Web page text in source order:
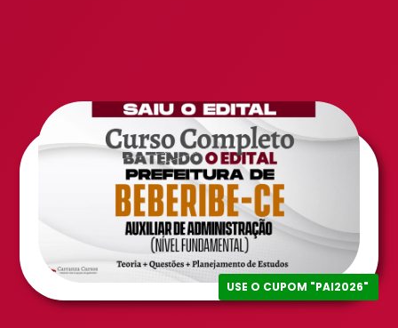
USE O CUPOM "PAI2026"